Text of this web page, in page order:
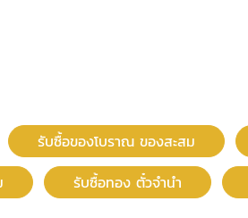
รับซื้อของโบราณ ของสะสม
รับซื้อทอง ตั๋วจำนำ